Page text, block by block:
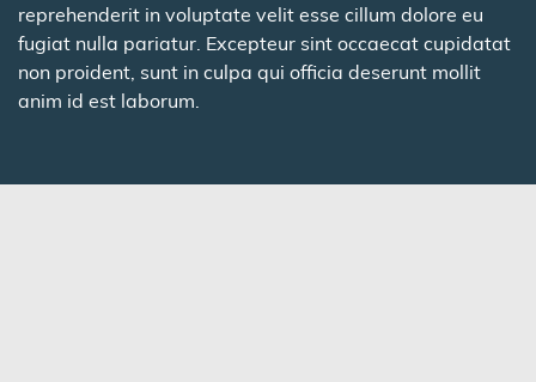
reprehenderit in voluptate velit esse cillum dolore eu
fugiat nulla pariatur. Excepteur sint occaecat cupidatat
non proident, sunt in culpa qui officia deserunt mollit
anim id est laborum.